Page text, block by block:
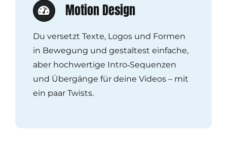
Motion Design
Du versetzt Texte, Logos und Formen
in Bewegung und gestaltest einfache,
aber hochwertige Intro‑Sequenzen
und Übergänge für deine Videos – mit
ein paar Twists.